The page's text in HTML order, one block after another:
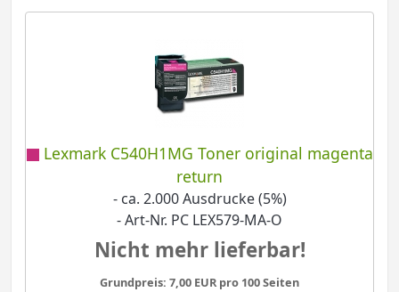
Lexmark C540H1MG Toner original magenta
return
- ca. 2.000 Ausdrucke (5%)
- Art-Nr. PC LEX579-MA-O
Nicht mehr lieferbar!
Grundpreis: 7,00 EUR pro 100 Seiten